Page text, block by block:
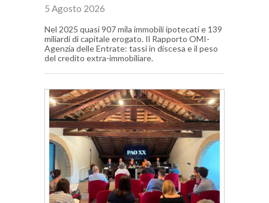
5 Agosto 2026
Nel 2025 quasi 907 mila immobili ipotecati e 139
miliardi di capitale erogato. Il Rapporto OMI-
Agenzia delle Entrate: tassi in discesa e il peso
del credito extra-immobiliare.